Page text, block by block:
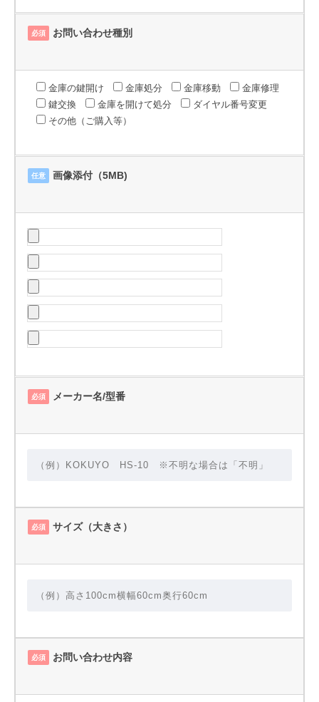
必須 お問い合わせ種別
金庫の鍵開け 金庫処分 金庫移動
金庫修理
鍵交換
金庫を開けて処分
ダイヤル番号変更
その他（ご購入等）
任意 画像添付（5MB)
必須 メーカー名/型番
必須 サイズ（大きさ）
必須 お問い合わせ内容